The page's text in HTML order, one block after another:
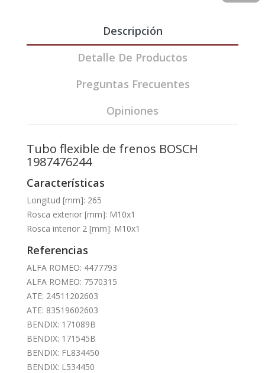
Descripción
Detalle De Productos
Preguntas Frecuentes
Opiniones
Tubo flexible de frenos BOSCH
1987476244
Características
Longitud [mm]: 265
Rosca exterior [mm]: M10x1
Rosca interior 2 [mm]: M10x1
Referencias
ALFA ROMEO: 4477793
ALFA ROMEO: 7570315
ATE: 24511202603
ATE: 83519602603
BENDIX: 171089B
BENDIX: 171545B
BENDIX: FL834450
BENDIX: L534450